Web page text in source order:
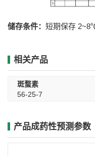
储存条件： 短期保存
相关产品
斑蝥素
56-25-7
产品成药性预测参数